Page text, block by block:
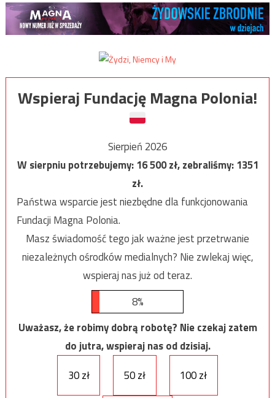
Wspieraj Fundację Magna Polonia!
Sierpień 2026
W sierpniu potrzebujemy:16 500zł, zebraliśmy:1351
zł.
Państwa wsparcie jest niezbędne dla funkcjonowania
Fundacji Magna Polonia.
Masz świadomość tego jak ważne jest przetrwanie
niezależnych ośrodków medialnych? Nie zwlekaj więc,
wspieraj nas już od teraz.
8%
Uważasz, że robimy dobrą robotę? Nie czekaj zatem
do jutra, wspieraj nas od dzisiaj.
30 zł
50 zł 100 zł